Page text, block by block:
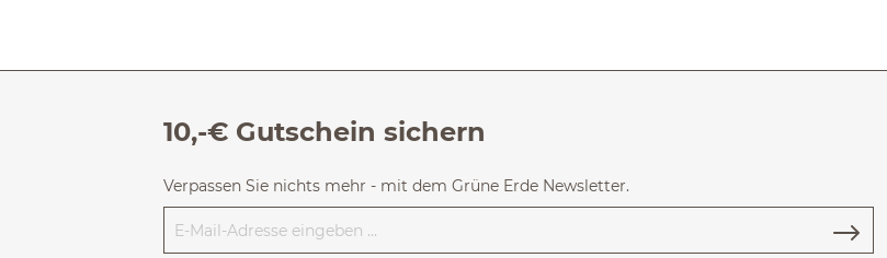
10,-€ Gutschein sichern
Verpassen Sie nichts mehr - mit dem Grüne Erde Newsletter.